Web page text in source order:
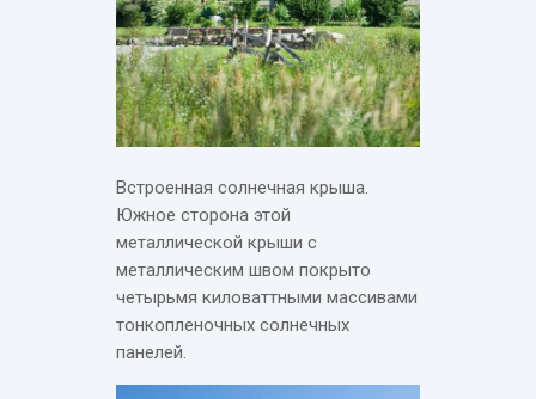
Встроенная солнечная крыша.
Южное сторона этой
металлической крыши с
металлическим швом покрыто
четырьмя киловаттными массивами
тонкопленочных солнечных
панелей.